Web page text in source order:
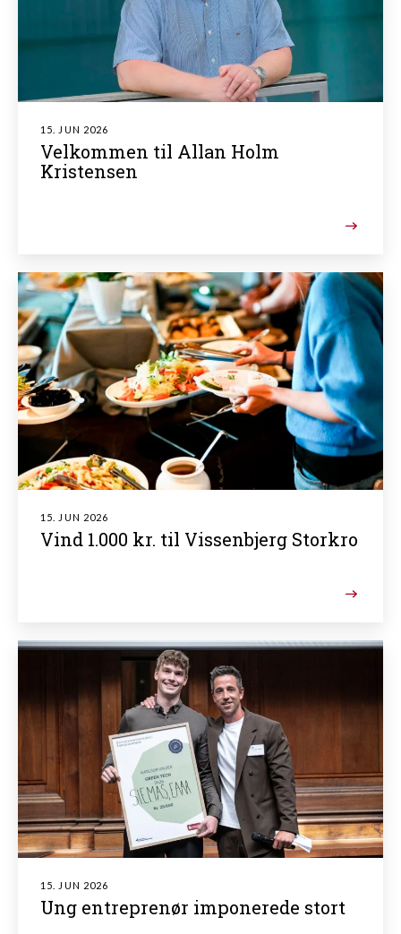
15. JUN 2026
Velkommen til Allan Holm
Kristensen
15. JUN 2026
Vind 1.000 kr. til Vissenbjerg Storkro
15. JUN 2026
Ung entreprenør imponerede stort